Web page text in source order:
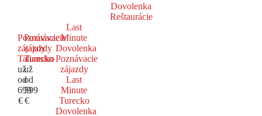
Dovolenka
Reštaurácie
Poznávacie
zájazdy
Taliansko
už
od
699
€
Poznávacie
zájazdy
Turecko
už
od
599
€
Last
Minute
Dovolenka
Poznávacie
zájazdy
Last
Minute
Turecko
Dovolenka